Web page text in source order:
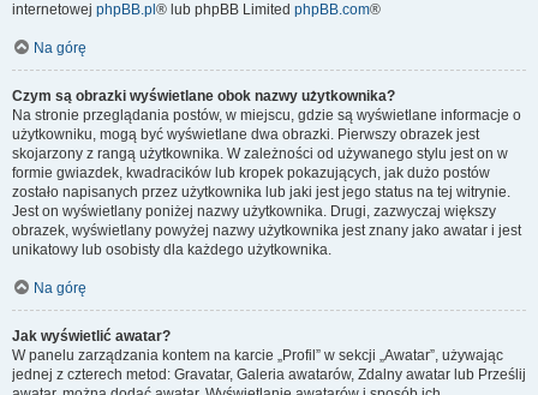
internetowej phpBB.pl ® lub phpBB Limited phpBB.com®
Na górę
Czym są obrazki wyświetlane obok nazwy użytkownika?
Na stronie przeglądania postów, w miejscu, gdzie są wyświetlane informacje o
użytkowniku, mogą być wyświetlane dwa obrazki. Pierwszy obrazek jest
skojarzony z rangą użytkownika. W zależności od używanego stylu jest on w
formie gwiazdek, kwadracików lub kropek pokazujących, jak dużo postów
zostało napisanych przez użytkownika lub jaki jest jego status na tej witrynie.
Jest on wyświetlany poniżej nazwy użytkownika. Drugi, zazwyczaj większy
obrazek, wyświetlany powyżej nazwy użytkownika jest znany jako awatar i jest
unikatowy lub osobisty dla każdego użytkownika.
Na górę
Jak wyświetlić awatar?
W panelu zarządzania kontem na karcie „Profil” w sekcji „Awatar”, używając
jednej z czterech metod: Gravatar, Galeria awatarów, Zdalny awatar lub Prześlij